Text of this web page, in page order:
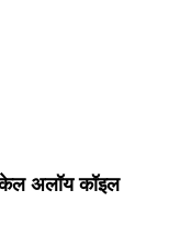
अलॉय कॉइल